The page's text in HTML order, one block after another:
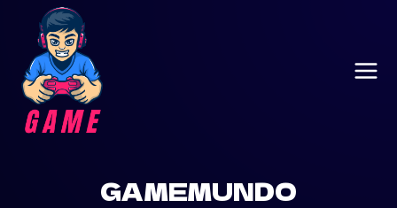
content
GAMEMUNDO